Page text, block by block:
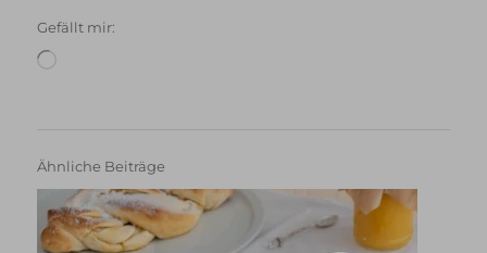
Gefällt mir:
Ähnliche Beiträge